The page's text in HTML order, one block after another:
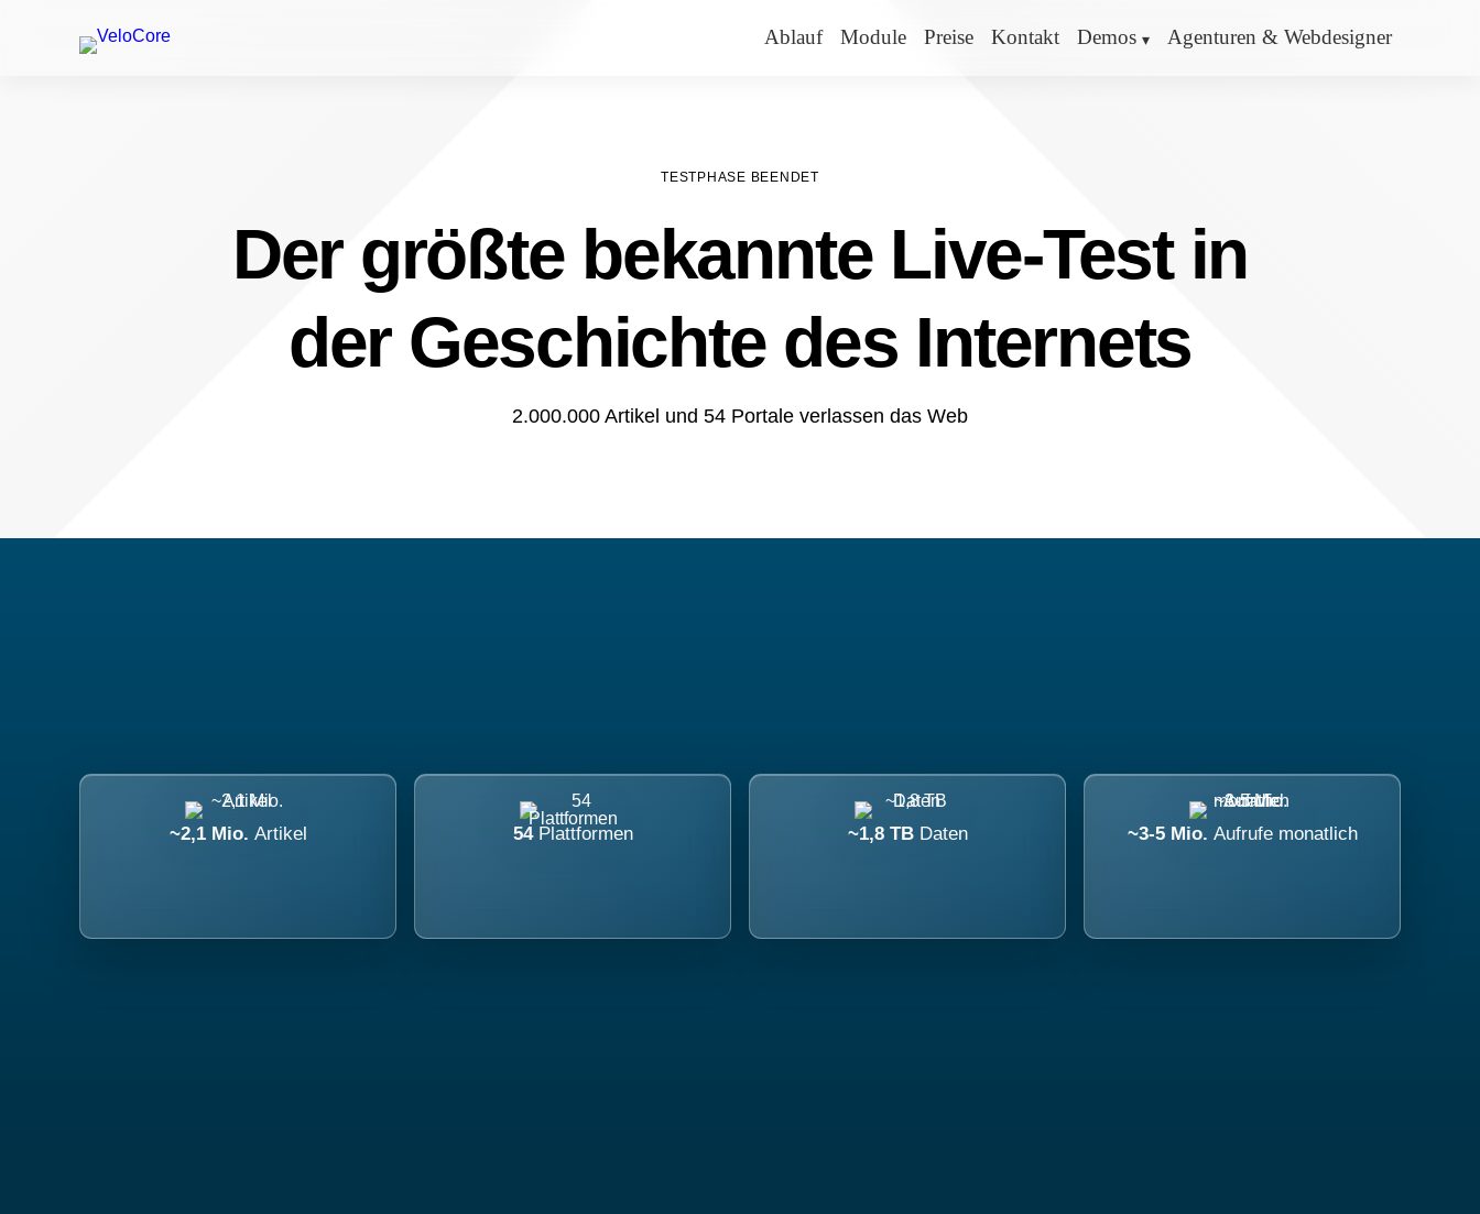
Ablauf Module Preise Kontakt Demos Agenturen & Webdesigner
TESTPHASE BEENDET
Der größte bekannte Live-Test in
der Geschichte des Internets
2.000.000 Artikel und 54 Portale verlassen das Web
~2,1 Mio. Artikel 54 Plattformen ~1,8 TB Daten ~3-5 Mio. Aufrufe monatlich